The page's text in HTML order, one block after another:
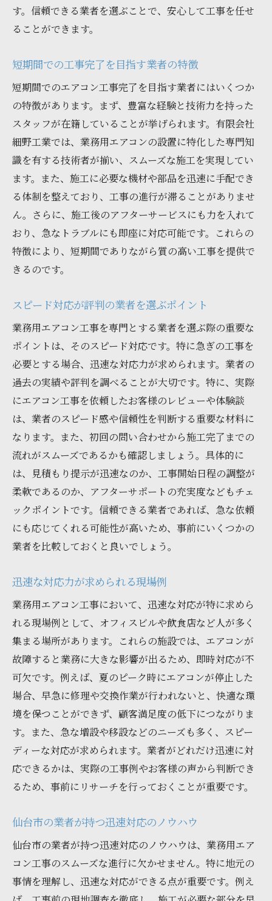
す。信頼できる業者を選ぶことで、安心して工事を任せ
ることができます。
短期間での工事完了を目指す業者の特徴
短期間でのエアコン工事完了を目指す業者にはいくつか
の特徴があります。まず、豊富な経験と技術力を持った
スタッフが在籍していることが挙げられます。有限会社
細野工業では、業務用エアコンの設置に特化した専門知
識を有する技術者が揃い、スムーズな施工を実現してい
ます。また、施工に必要な機材や部品を迅速に手配でき
る体制を整えており、工事の進行が滞ることがありませ
ん。さらに、施工後のアフターサービスにも力を入れて
おり、急なトラブルにも即座に対応可能です。これらの
特徴により、短期間でありながら質の高い工事を提供で
きるのです。
スピード対応が評判の業者を選ぶポイント
業務用エアコン工事を専門とする業者を選ぶ際の重要な
ポイントは、そのスピード対応です。特に急ぎの工事を
必要とする場合、迅速な対応力が求められます。業者の
過去の実績や評判を調べることが大切です。特に、実際
にエアコン工事を依頼したお客様のレビューや体験談
は、業者のスピード感や信頼性を判断する重要な材料に
なります。また、初回の問い合わせから施工完了までの
流れがスムーズであるかも確認しましょう。具体的に
は、見積もり提示が迅速なのか、工事開始日程の調整が
柔軟であるのか、アフターサポートの充実度などもチェ
ックポイントです。信頼できる業者であれば、急な依頼
にも応じてくれる可能性が高いため、事前にいくつかの
業者を比較しておくと良いでしょう。
迅速な対応力が求められる現場例
業務用エアコン工事において、迅速な対応が特に求めら
れる現場例として、オフィスビルや飲食店など人が多く
集まる場所があります。これらの施設では、エアコンが
故障すると業務に大きな影響が出るため、即時対応が不
可欠です。例えば、夏のピーク時にエアコンが停止した
場合、早急に修理や交換作業が行われないと、快適な環
境を保つことができず、顧客満足度の低下につながりま
す。また、急な増設や移設などのニーズも多く、スピー
ディーな対応が求められます。業者がどれだけ迅速に対
応できるかは、実際の工事例やお客様の声から判断でき
るため、事前にリサーチを行っておくことが重要です。
仙台市の業者が持つ迅速対応のノウハウ
仙台市の業者が持つ迅速対応のノウハウは、業務用エア
コン工事のスムーズな進行に欠かせません。特に地元の
事情を理解し、迅速な対応ができる点が重要です。例え